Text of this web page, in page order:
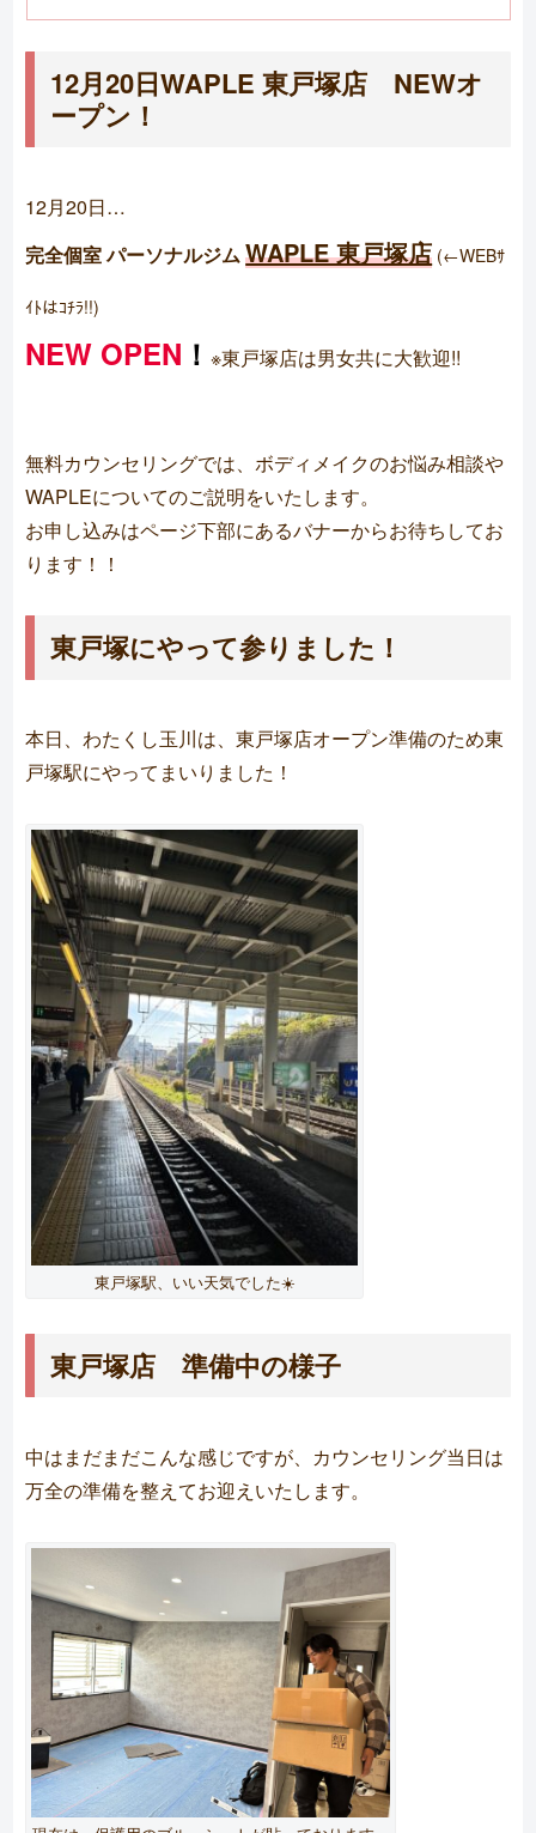
12月20日WAPLE 東戸塚店 NEWオ
ープン！
12月20日…
完全個室パーソナルジムWAPLE 東戸塚店 (←WEBｻ
ｲﾄはｺﾁﾗ!!)
NEW OPEN ！※東戸塚店は男女共に大歓迎!!
無料カウンセリングでは、ボディメイクのお悩み相談や
WAPLEについてのご説明をいたします。
お申し込みはページ下部にあるバナーからお待ちしてお
ります！！
東戸塚にやって参りました！
本日、わたくし玉川は、東戸塚店オープン準備のため東
戸塚駅にやってまいりました！
東戸塚駅、いい天気でした☀️
東戸塚店 準備中の様子
中はまだまだこんな感じですが、カウンセリング当日は
万全の準備を整えてお迎えいたします。